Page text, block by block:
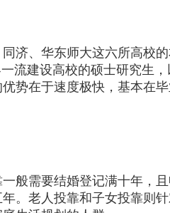
、华东师大这六所高校的
流建设高校的硕士研究生
势在于速度极快，基本在
需要结婚登记满十年，
。老人投靠和子女投靠则